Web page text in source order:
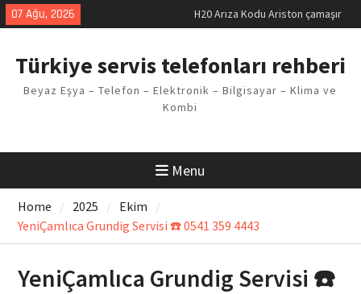
Skip
to
07 Ağu, 2026
makinesi Sorunu
LG kombi E2 Arızası Çözümü
Çözüm Yöntemleri
Vaillant çamaşır makinesi E03
Arıza Kodu
Türkiye servis telefonları rehberi
Beyaz Eşya – Telefon – Elektronik – Bilgisayar – Klima ve
Kombi
Menu
Home 2025
Ekim
YeniÇamlıca Grundig Servisi ☎️ 0541 359 4443
YeniÇamlıca Grundig Servisi ☎️